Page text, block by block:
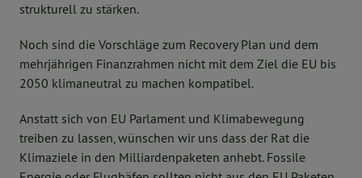
strukturell zu stärken.
Noch sind die Vorschläge zum Recovery Plan und dem
mehrjährigen Finanzrahmen nicht mit dem Ziel die EU bis
2050 klimaneutral zu machen kompatibel.
Anstatt sich von EU Parlament und Klimabewegung
treiben zu lassen, wünschen wir uns dass der Rat die
Klimaziele in den Milliardenpaketen anhebt. Fossile